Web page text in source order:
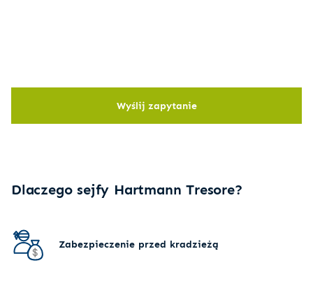
Wyślij zapytanie
Dlaczego sejfy Hartmann Tresore?
Zabezpieczenie przed kradzieżą